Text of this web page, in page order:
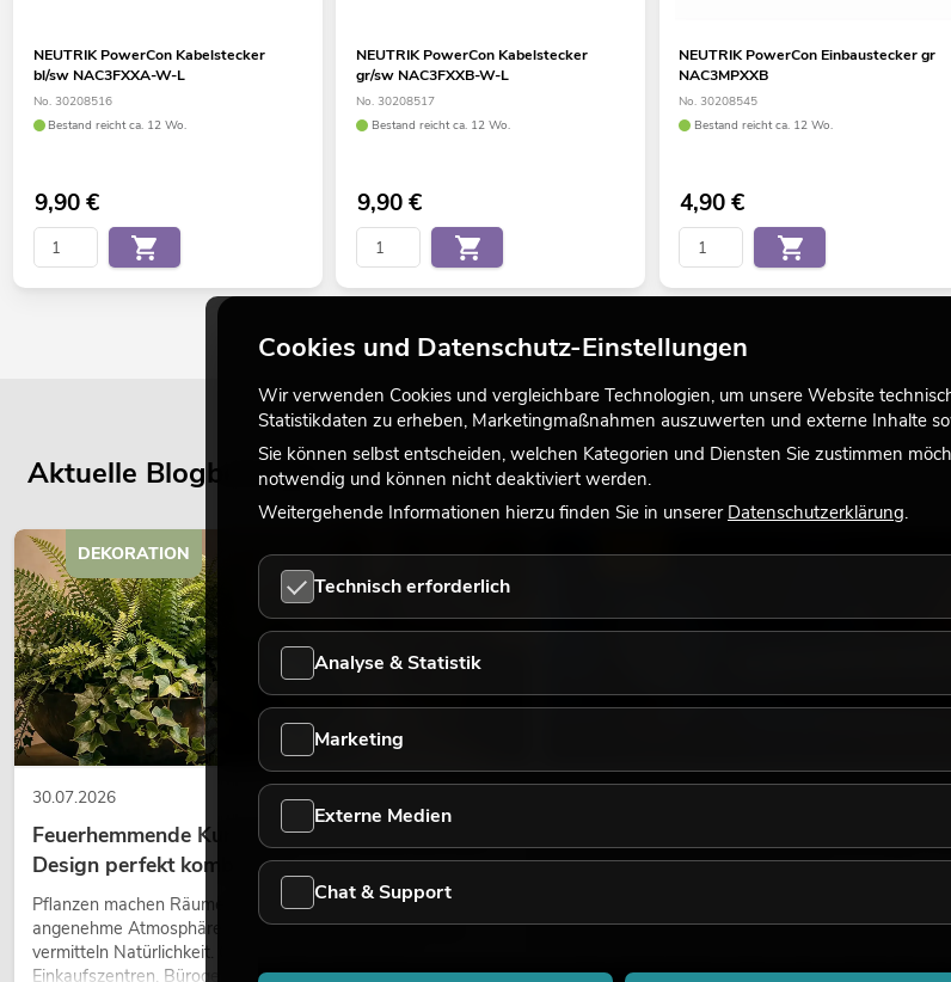
NEUTRIK PowerCon Kabelstecker
bl/sw NAC3FXXA-W-L
No. 30208516
Bestand reicht ca. 12 Wo.
9,90€
NEUTRIK PowerCon Kabelstecker
gr/sw NAC3FXXB-W-L
No. 30208517
Bestand reicht ca. 12 Wo.
9,90€
NEUTRIK PowerCon Einbaustecker gr
NAC3MPXXB
No. 30208545
Bestand reicht ca. 12 Wo.
4,90€
Aktuelle Blogbeiträge
30.07.2026
Feuerhemmende Kunstpflanzen: Sicherheit und
Design perfekt kombiniert
Pflanzen machen Räume lebendig. Sie schaffen eine
angenehme Atmosphäre, verbessern das Ambiente und
vermitteln Natürlichkeit. Ob in Hotels, Restaurants,
Einkaufszentren, Bürogebäuden oder auf Messeständen: eine
DEKORATION
warmes Licht wieder wirkt
Akzente prägen viele aktuelle Lichtdesigns auf
nostalgischer Effekt, sondern ein bewusst
LICHT
Cookies und Datenschutz-Einstellungen
Wir verwenden Cookies und vergleichbare Technologien, um unsere Website
Statistikdaten zu erheben, Marketingmaßnahmen auszuwerten und externe Inhalte
Sie können selbst entscheiden, welchen Kategorien und Diensten Sie zustimmen
notwendig und können nicht deaktiviert werden.
Weitergehende Informationen hierzu finden Sie in unserer Datenschutzerklärung.
Technisch erforderlich
Analyse & Statistik
Marketing
Externe Medien
Chat & Support